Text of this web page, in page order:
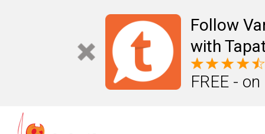
Follow
with
FREE -